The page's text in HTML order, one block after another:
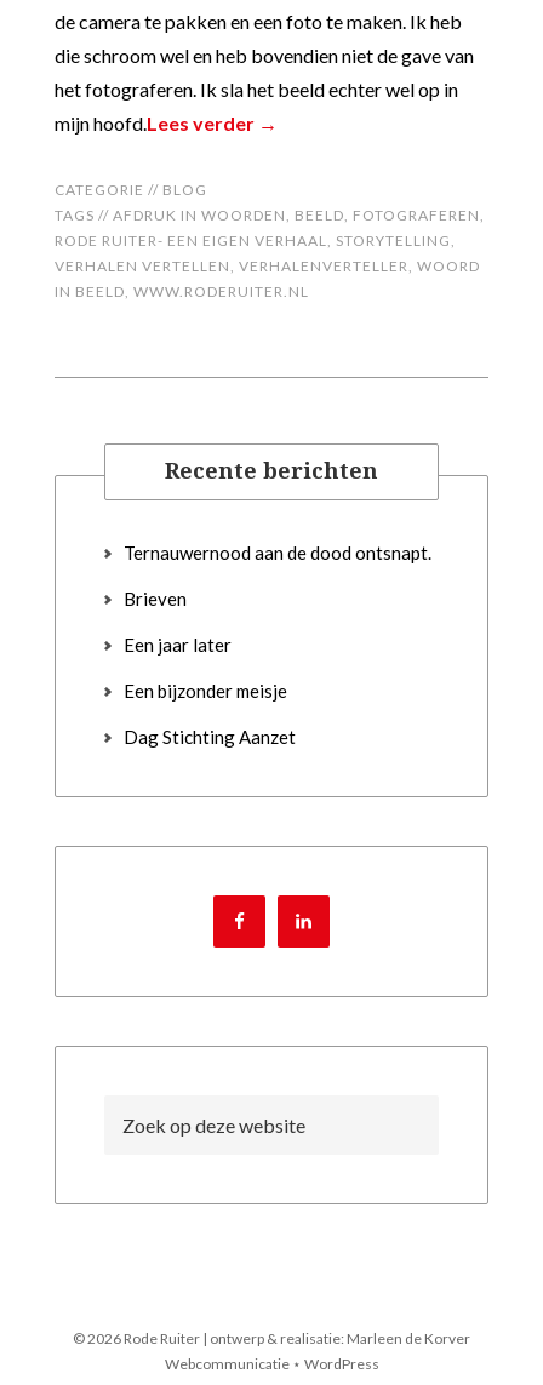
de camera te pakken en een foto te maken. Ik heb
die schroom wel en heb bovendien niet de gave van
het fotograferen. Ik sla het beeld echter wel op in
mijn hoofd.Lees verder →
CATEGORIE // BLOG
TAGS // AFDRUK IN WOORDEN, BEELD, FOTOGRAFEREN,
RODE RUITER- EEN EIGEN VERHAAL, STORYTELLING,
VERHALEN VERTELLEN, VERHALENVERTELLER, WOORD
IN BEELD, WWW.RODERUITER.NL
Recente berichten
Ternauwernood aan de dood ontsnapt.
Brieven
Een jaar later
Een bijzonder meisje
Dag Stichting Aanzet
© 2026 Rode Ruiter | ontwerp & realisatie: Marleen de Korver
Webcommunicatie ⋆ WordPress